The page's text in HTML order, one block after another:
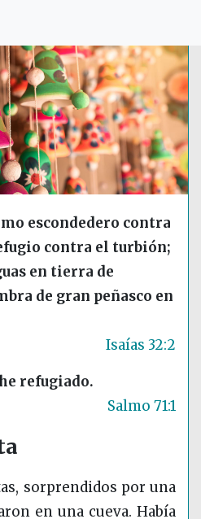
escondedero contra
contra el turbión;
en tierra de
de gran peñasco en
Isaías 32:2
refugiado.
Salmo 71:1
sorprendidos por una
en una cueva. Había